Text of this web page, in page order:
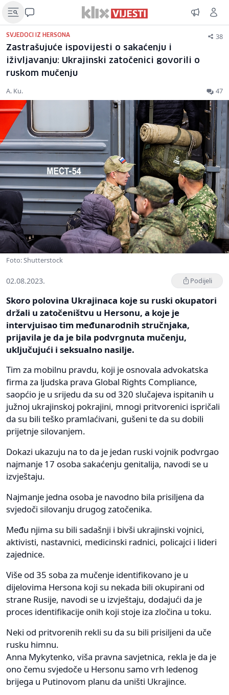
SVJEDOCI IZ HERSONA 38
Zastrašujuće ispovijesti o sakaćenju i
iživljavanju: Ukrajinski zatočenici govorili o
ruskom mučenju
A. Ku. 47
Foto: Shutterstock
02.08.2023. Podijeli
Skoro polovina Ukrajinaca koje su ruski okupatori
držali u zatočeništvu u Hersonu, a koje je
intervjuisao tim međunarodnih stručnjaka,
prijavila je da je bila podvrgnuta mučenju,
uključujući i seksualno nasilje.
Tim za mobilnu pravdu, koji je osnovala advokatska
firma za ljudska prava Global Rights Compliance,
saopćio je u srijedu da su od 320 slučajeva ispitanih u
južnoj ukrajinskoj pokrajini, mnogi pritvorenici ispričali
da su bili teško pramlaćivani, gušeni te da su dobili
prijetnje silovanjem.
Dokazi ukazuju na to da je jedan ruski vojnik podvrgao
najmanje 17 osoba sakaćenju genitalija, navodi se u
izvještaju.
Najmanje jedna osoba je navodno bila prisiljena da
svjedoči silovanju drugog zatočenika.
Među njima su bili sadašnji i bivši ukrajinski vojnici,
aktivisti, nastavnici, medicinski radnici, policajci i lideri
zajednice.
Više od 35 soba za mučenje identifikovano je u
dijelovima Hersona koji su nekada bili okupirani od
strane Rusije, navodi se u izvještaju, dodajući da je
proces identifikacije onih koji stoje iza zločina u toku.
Neki od pritvorenih rekli su da su bili prisiljeni da uče
rusku himnu.
Anna Mykytenko, viša pravna savjetnica, rekla je da je
ono čemu svjedoče u Hersonu samo vrh ledenog
brijega u Putinovom planu da uništi Ukrajince.